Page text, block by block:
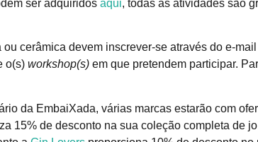
ser adquiridos aqui, todas as atividades são
cerâmica devem inscrever-se através do e-
o(s) workshop(s) em que pretendem participar.
da EmbaiXada, várias marcas estarão com
15% de desconto na sua coleção completa de